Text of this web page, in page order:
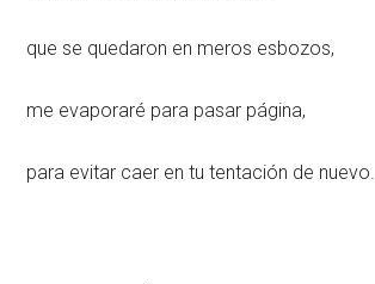
que se quedaron en meros esbozos,
me evaporaré para pasar página,
para evitar caer en tu tentación de nuevo.